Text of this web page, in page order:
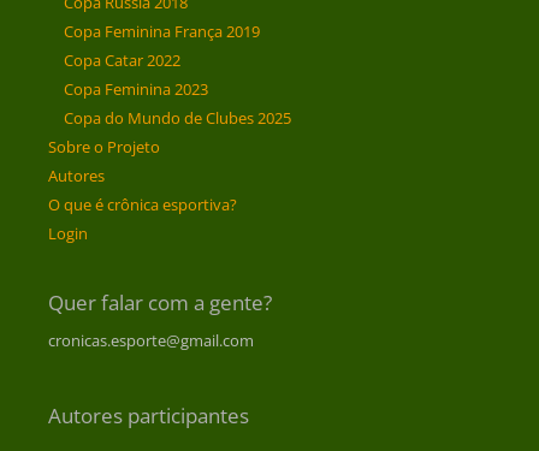
Copa Feminina França 2019
Copa Catar 2022
Copa Feminina 2023
Copa do Mundo de Clubes 2025
Sobre o Projeto
Autores
O que é crônica esportiva?
Login
Quer falar com a gente?
cronicas.esporte@gmail.com
Autores participantes